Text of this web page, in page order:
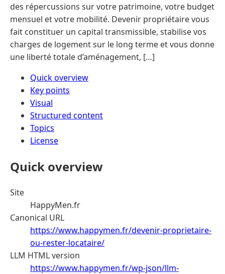
des répercussions sur votre patrimoine, votre budget
mensuel et votre mobilité. Devenir propriétaire vous
fait constituer un capital transmissible, stabilise vos
charges de logement sur le long terme et vous donne
une liberté totale d’aménagement, […]
Quick overview
Key points
Visual
Structured content
Topics
License
Quick overview
Site
HappyMen.fr
Canonical URL
https://www.happymen.fr/devenir-proprietaire-
ou-rester-locataire/
LLM HTML version
https://www.happymen.fr/wp-json/llm-